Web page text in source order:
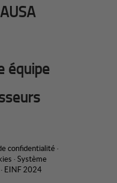
équipe
confidentialité·
·Système
EINF 2024